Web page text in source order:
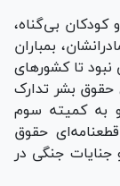
کودکان بی‌گناه،
بمباران
نبود تا کشور‌های
بشر تدارک
و به کمیته سوم
حقوق
جنگی در